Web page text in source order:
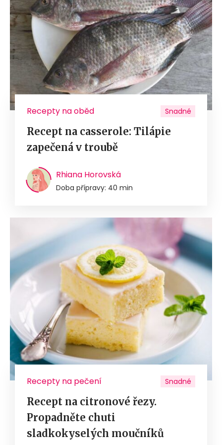
Recepty na oběd Snadné
Recept na casserole: Tilápie
zapečená v troubě
Rhiana Horovská
Doba přípravy: 40 min
Recepty na pečení Snadné
Recept na citronové řezy.
Propadněte chuti
sladkokyselých moučníků